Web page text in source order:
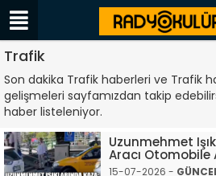
Trafik
Son dakika Trafik haberleri ve Trafik
gelişmeleri sayfamızdan takip
haber listeleniyor.
Uzunmehmet
Aracı Otomobile
15-07-2026 -